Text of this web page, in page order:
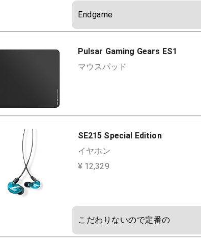
Endgame
Pulsar Gaming Gears ES1
マウスパッド
SE215 Special Edition
イヤホン
¥ 12,329
こだわりないので定番の